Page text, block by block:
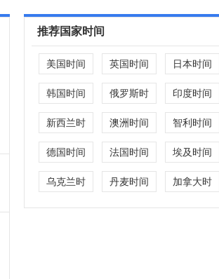
推荐国家时间
美国时间 英国时间 日本时间
韩国时间
俄罗斯时
印度时间
新西兰时
澳洲时间 智利时间
德国时间 法国时间 埃及时间
乌克兰时
丹麦时间
加拿大时